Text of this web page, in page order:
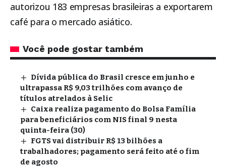
autorizou 183 empresas brasileiras a exportarem
café para o mercado asiático.
Você pode gostar também
Dívida pública do Brasil cresce em junho e
ultrapassa R$ 9,03 trilhões com avanço de
títulos atrelados à Selic
Caixa realiza pagamento do Bolsa Família
para beneficiários com NIS final 9 nesta
quinta-feira (30)
FGTS vai distribuir R$ 13 bilhões a
trabalhadores; pagamento será feito até o fim
de agosto